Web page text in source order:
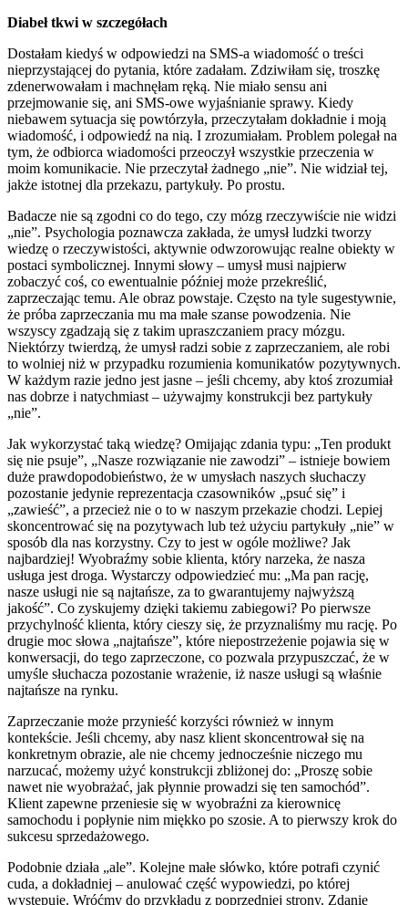
Diabeł tkwi w szczegółach
Dostałam kiedyś w odpowiedzi na SMS-a wiadomość o treści
nieprzystającej do pytania, które zadałam. Zdziwiłam się, troszkę
zdenerwowałam i machnęłam ręką. Nie miało sensu ani
przejmowanie się, ani SMS-owe wyjaśnianie sprawy. Kiedy
niebawem sytuacja się powtórzyła, przeczytałam dokładnie i moją
wiadomość, i odpowiedź na nią. I zrozumiałam. Problem polegał na
tym, że odbiorca wiadomości przeoczył wszystkie przeczenia w
moim komunikacie. Nie przeczytał żadnego „nie”. Nie widział tej,
jakże istotnej dla przekazu, partykuły. Po prostu.
Badacze nie są zgodni co do tego, czy mózg rzeczywiście nie widzi
„nie”. Psychologia poznawcza zakłada, że umysł ludzki tworzy
wiedzę o rzeczywistości, aktywnie odwzorowując realne obiekty w
postaci symbolicznej. Innymi słowy – umysł musi najpierw
zobaczyć coś, co ewentualnie później może przekreślić,
zaprzeczając temu. Ale obraz powstaje. Często na tyle sugestywnie,
że próba zaprzeczania mu ma małe szanse powodzenia. Nie
wszyscy zgadzają się z takim upraszczaniem pracy mózgu.
Niektórzy twierdzą, że umysł radzi sobie z zaprzeczaniem, ale robi
to wolniej niż w przypadku rozumienia komunikatów pozytywnych.
W każdym razie jedno jest jasne – jeśli chcemy, aby ktoś zrozumiał
nas dobrze i natychmiast – używajmy konstrukcji bez partykuły
„nie”.
Jak wykorzystać taką wiedzę? Omijając zdania typu: „Ten produkt
się nie psuje”, „Nasze rozwiązanie nie zawodzi” – istnieje bowiem
duże prawdopodobieństwo, że w umysłach naszych słuchaczy
pozostanie jedynie reprezentacja czasowników „psuć się” i
„zawieść”, a przecież nie o to w naszym przekazie chodzi. Lepiej
skoncentrować się na pozytywach lub też użyciu partykuły „nie” w
sposób dla nas korzystny. Czy to jest w ogóle możliwe? Jak
najbardziej! Wyobraźmy sobie klienta, który narzeka, że nasza
usługa jest droga. Wystarczy odpowiedzieć mu: „Ma pan rację,
nasze usługi nie są najtańsze, za to gwarantujemy najwyższą
jakość”. Co zyskujemy dzięki takiemu zabiegowi? Po pierwsze
przychylność klienta, który cieszy się, że przyznaliśmy mu rację. Po
drugie moc słowa „najtańsze”, które niepostrzeżenie pojawia się w
konwersacji, do tego zaprzeczone, co pozwala przypuszczać, że w
umyśle słuchacza pozostanie wrażenie, iż nasze usługi są właśnie
najtańsze na rynku.
Zaprzeczanie może przynieść korzyści również w innym
kontekście. Jeśli chcemy, aby nasz klient skoncentrował się na
konkretnym obrazie, ale nie chcemy jednocześnie niczego mu
narzucać, możemy użyć konstrukcji zbliżonej do: „Proszę sobie
nawet nie wyobrażać, jak płynnie prowadzi się ten samochód”.
Klient zapewne przeniesie się w wyobraźni za kierownicę
samochodu i popłynie nim miękko po szosie. A to pierwszy krok do
sukcesu sprzedażowego.
Podobnie działa „ale”. Kolejne małe słówko, które potrafi czynić
cuda, a dokładniej – anulować część wypowiedzi, po której
występuje. Wróćmy do przykładu z poprzedniej strony. Zdanie